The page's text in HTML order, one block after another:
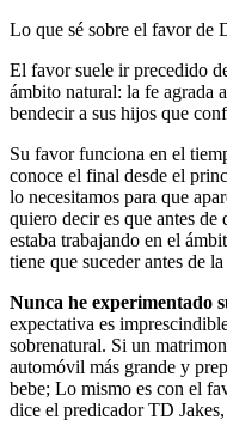
Lo que sé sobre el favor de
El favor suele ir precedido
ámbito natural: la fe agrada
bendecir a sus hijos que
Su favor funciona en el
conoce el final desde el
lo necesitamos para que
quiero decir es que antes de
estaba trabajando en el
tiene que suceder antes de
Nunca he experimentado
expectativa es
sobrenatural. Si un
automóvil más grande y
bebe; Lo mismo es con el
dice el predicador TD